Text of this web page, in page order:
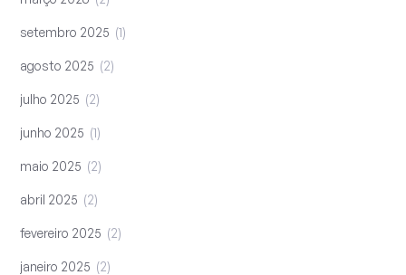
setembro 2025 1
agosto 2025 2
julho 2025 2
junho 2025 1
maio 2025 2
abril 2025 2
fevereiro 2025 2
janeiro 2025 2